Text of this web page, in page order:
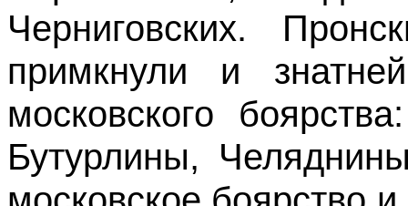
Черниговских.
примкнули и
московского
Бутурлины,